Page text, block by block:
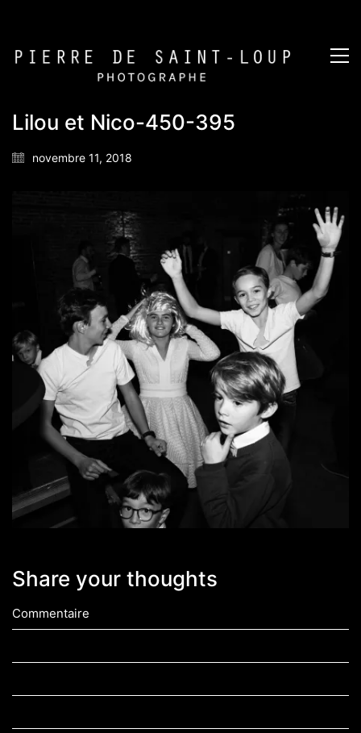
Lilou et Nico-450-395
novembre 11, 2018
Share your thoughts
Commentaire